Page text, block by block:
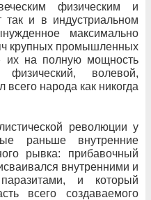
физическим и
и в индустриальном
максимально
крупных промышленных
их на полную мощность
физический, волевой,
всего народа как никогда
революции у
раньше внутренние
рывка: прибавочный
внутренними и
и который
всего создаваемого